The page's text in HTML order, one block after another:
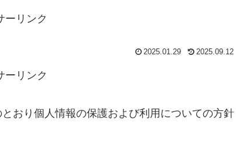
ーリンク
2025.01.29 2025.09.12
ーリンク
おり個人情報の保護および利用についての方針